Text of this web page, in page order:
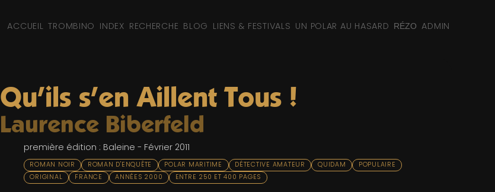
ACCUEIL TROMBINO INDEX RECHERCHE BLOG LIENS & FESTIVALS UN POLAR AU HASARD RÉZO ADMIN
Qu'ils s'en Aillent Tous !
Laurence Biberfeld
première édition : Baleine - Février 2011
ROMAN NOIR ROMAN D'ENQUÊTE POLAR MARITIME DÉTECTIVE AMATEUR QUIDAM
POPULAIRE
ORIGINAL
FRANCE ANNÉES 2000 ENTRE 250 ET 400 PAGES